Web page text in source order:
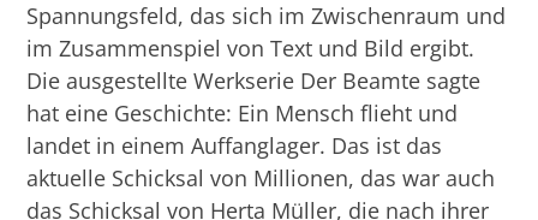
Spannungsfeld, das sich im Zwischenraum und
im Zusammenspiel von Text und Bild ergibt.
Die ausgestellte Werkserie Der Beamte sagte
hat eine Geschichte: Ein Mensch flieht und
landet in einem Auffanglager. Das ist das
aktuelle Schicksal von Millionen, das war auch
das Schicksal von Herta Müller, die nach ihrer